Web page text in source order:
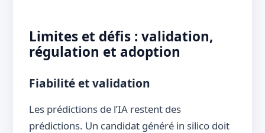
Limites et défis : validation,
régulation et adoption
Fiabilité et validation
Les prédictions de l’IA restent des
prédictions. Un candidat généré in silico doit